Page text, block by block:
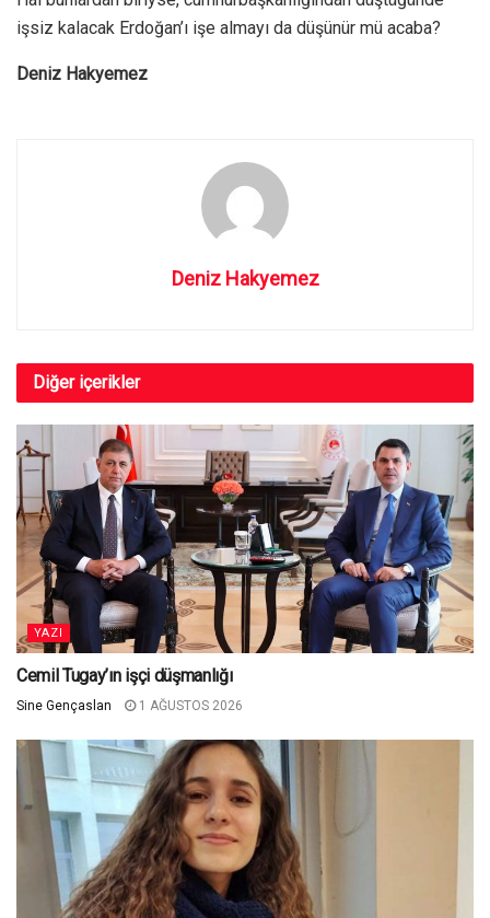
işsiz kalacak Erdoğan’ı işe almayı da düşünür mü acaba?
Deniz Hakyemez
Deniz Hakyemez
Diğer içerikler
YAZI
Cemil Tugay’ın işçi düşmanlığı
Sine Gençaslan 1 AĞUSTOS 2026